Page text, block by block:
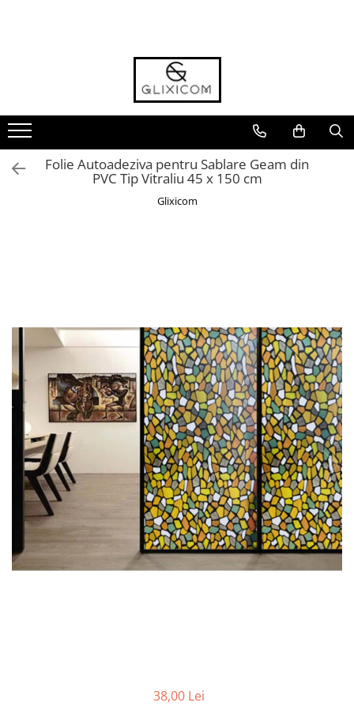
Casa Gradina & Bricolaj
Ustensile Bucatarie
Accesorii & Organizare Bucatarie
Accesorii & Organizare Baie
Accesorii si Protectii Mobilier
Accesorii TV
Intretinere Textile si Covoare
Accesorii Gradina
Markere Multisuprafete
Adezivi & Benzi Adezive
Climatizare & Iluminare
Lampi Solare
Lampi de Veghe
Umidificatoare & Aromaterapie
Lampi si Becuri cu LED
Stickere si Accesorii Decorative
Folie Autoadeziva pentru Sablare Geam din
PVC Tip Vitraliu 45 x 150 cm
Glixicom
38,00 Lei